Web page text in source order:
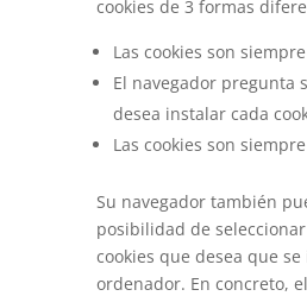
cookies de 3 formas
Las cookies son
El navegador pregunta
desea instalar cada
Las cookies son
Su navegador también
posibilidad de
cookies que desea que
ordenador. En concreto,